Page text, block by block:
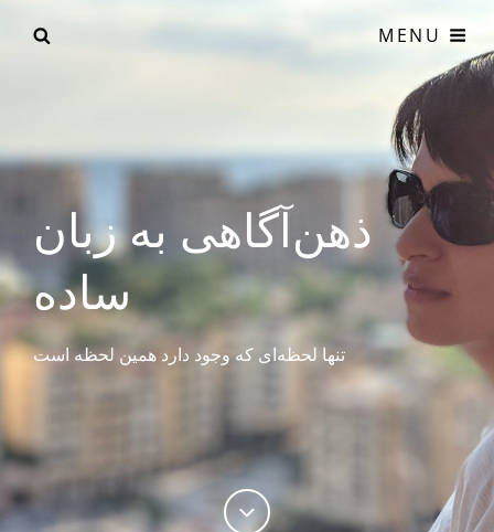
to
content
MENU
ذهن‌آگاهی به زبان
ساده
تنها لحظه‌ای که وجود دارد همین لحظه است